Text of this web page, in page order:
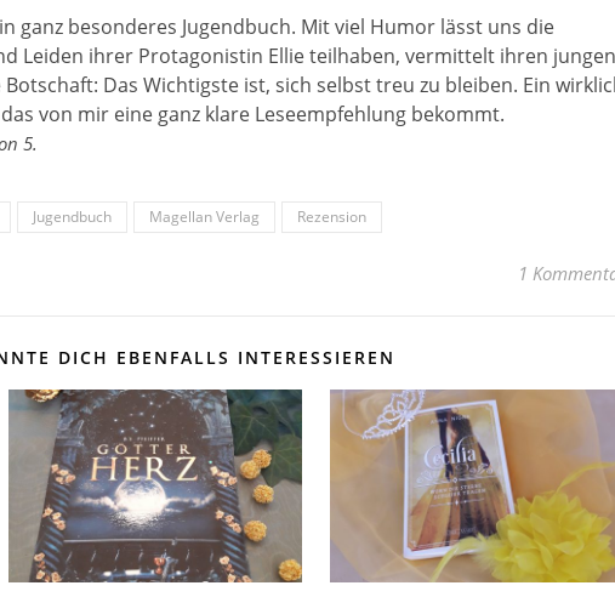
ganz besonderes Jugendbuch. Mit viel Humor lässt uns die
Leiden ihrer Protagonistin Ellie teilhaben, vermittelt ihren jungen
Das Wichtigste ist, sich selbst treu zu bleiben. Ein
von mir eine ganz klare Leseempfehlung bekommt.
5.
Jugendbuch Magellan Verlag Rezension
1
DICH EBENFALLS INTERESSIEREN